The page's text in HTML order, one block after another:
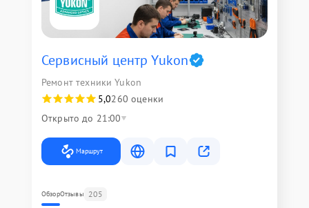
Сервисный центр Yukon
Ремонт техники Yukon
5,0260 оценки
Открыто до 21:00
Маршрут
ОбзорОтзывы 205